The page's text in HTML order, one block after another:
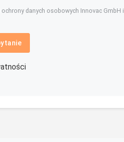
danych osobowych Innovac GmbH i